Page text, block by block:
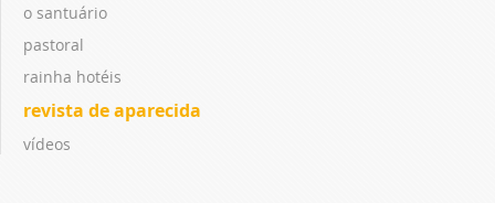
o santuário
pastoral
rainha hotéis
revista de aparecida
vídeos